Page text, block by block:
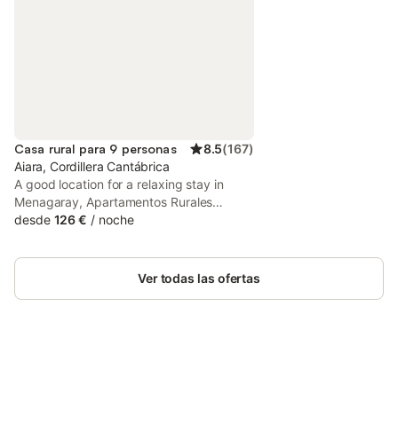
Casa rural para 9 personas 8.5(167)
Aiara, Cordillera Cantábrica
A good location for a relaxing stay in
Menagaray, Apartamentos Rurales
Rincón de Aiara is an apartment
property features a seasonal outdoor
swimming pool, garden and parking on-
desde 126 € / noche
Ver todas las ofertas